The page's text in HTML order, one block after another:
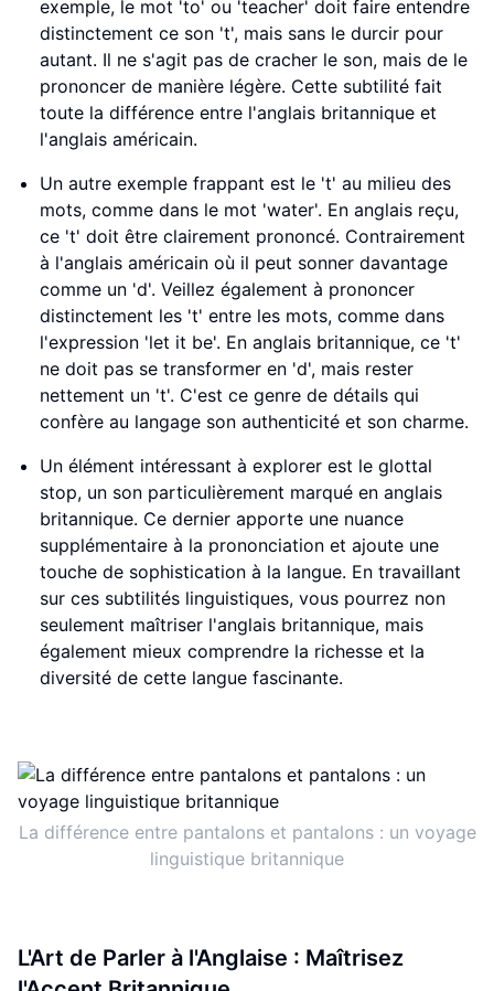
exemple, le mot 'to' ou 'teacher' doit faire entendre
distinctement ce son 't', mais sans le durcir pour
autant. Il ne s'agit pas de cracher le son, mais de le
prononcer de manière légère. Cette subtilité fait
toute la différence entre l'anglais britannique et
l'anglais américain.
Un autre exemple frappant est le 't' au milieu des
mots, comme dans le mot 'water'. En anglais reçu,
ce 't' doit être clairement prononcé. Contrairement
à l'anglais américain où il peut sonner davantage
comme un 'd'. Veillez également à prononcer
distinctement les 't' entre les mots, comme dans
l'expression 'let it be'. En anglais britannique, ce 't'
ne doit pas se transformer en 'd', mais rester
nettement un 't'. C'est ce genre de détails qui
confère au langage son authenticité et son charme.
Un élément intéressant à explorer est le glottal
stop, un son particulièrement marqué en anglais
britannique. Ce dernier apporte une nuance
supplémentaire à la prononciation et ajoute une
touche de sophistication à la langue. En travaillant
sur ces subtilités linguistiques, vous pourrez non
seulement maîtriser l'anglais britannique, mais
également mieux comprendre la richesse et la
diversité de cette langue fascinante.
La différence entre pantalons et pantalons : un voyage
linguistique britannique
L'Art de Parler à l'Anglaise : Maîtrisez